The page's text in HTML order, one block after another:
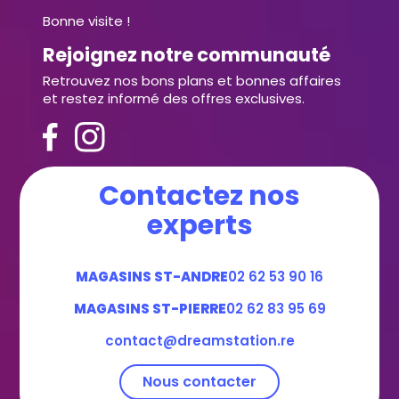
Bonne visite !
Rejoignez notre communauté
Retrouvez nos bons plans et bonnes affaires
et restez informé des offres exclusives.
Contactez nos
experts
MAGASINS ST-ANDRE02 62 53 90 16
MAGASINS ST-PIERRE02 62 83 95 69
contact@dreamstation.re
Nous contacter